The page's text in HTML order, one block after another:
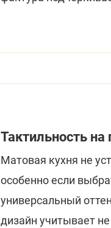
Тактильность
Матовая кухня не
особенно если
универсальный
дизайн учитывает